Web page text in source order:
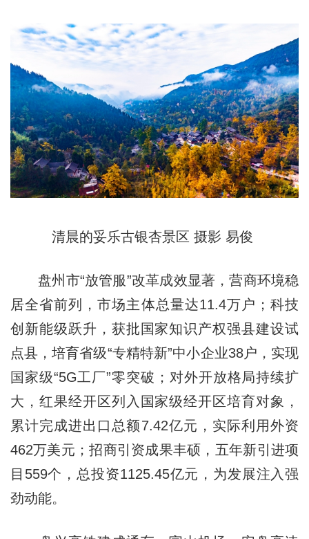
清晨的妥乐古银杏景区 摄影 易俊
盘州市“放管服”改革成效显著，营商环境稳
居全省前列，市场主体总量达11.4万户；科技
创新能级跃升，获批国家知识产权强县建设试
点县，培育省级“专精特新”中小企业38户，实现
国家级“5G工厂”零突破；对外开放格局持续扩
大，红果经开区列入国家级经开区培育对象，
累计完成进出口总额7.42亿元，实际利用外资
462万美元；招商引资成果丰硕，五年新引进项
目559个，总投资1125.45亿元，为发展注入强
劲动能。